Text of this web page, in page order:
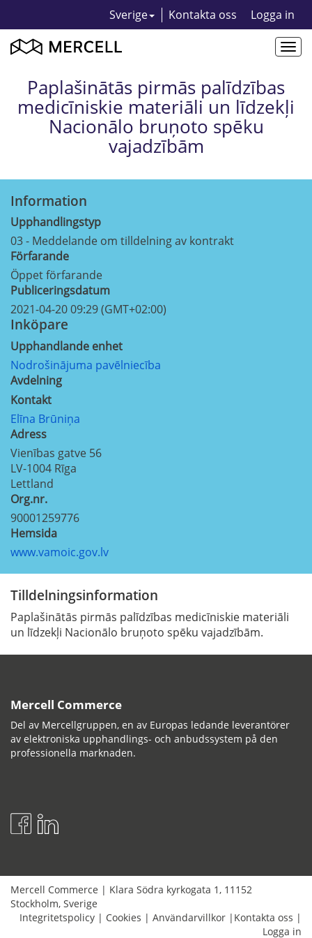
Sverige Kontakta oss Logga in
Paplašinātās pirmās palīdzības
medicīniskie materiāli un līdzekļi
Nacionālo bruņoto spēku
vajadzībām
Information
Upphandlingstyp
03 - Meddelande om tilldelning av kontrakt
Förfarande
Öppet förfarande
Publiceringsdatum
2021-04-20 09:29 (GMT+02:00)
Inköpare
Upphandlande enhet
Nodrošinājuma pavēlniecība
Avdelning
Kontakt
Elīna Brūniņa
Adress
Vienības gatve 56
LV-1004 Rīga
Lettland
Org.nr.
90001259776
Hemsida
www.vamoic.gov.lv
Tilldelningsinformation
Paplašinātās pirmās palīdzības medicīniskie materiāli
un līdzekļi Nacionālo bruņoto spēku vajadzībām.
Mercell Commerce
Del av Mercellgruppen, en av Europas ledande leverantörer
av elektroniska upphandlings- och anbudssystem på den
professionella marknaden.
Mercell Commerce | Klara Södra kyrkogata 1, 11152
Stockholm, Sverige
Integritetspolicy | Cookies | Användarvillkor | Kontakta oss |
Logga in